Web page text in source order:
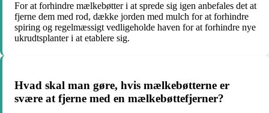
For at forhindre mælkebøtter i at sprede sig igen anbefales det at
fjerne dem med rod, dække jorden med mulch for at forhindre
spiring og regelmæssigt vedligeholde haven for at forhindre nye
ukrudtsplanter i at etablere sig.
Hvad skal man gøre, hvis mælkebøtterne er
svære at fjerne med en mælkebøttefjerner?